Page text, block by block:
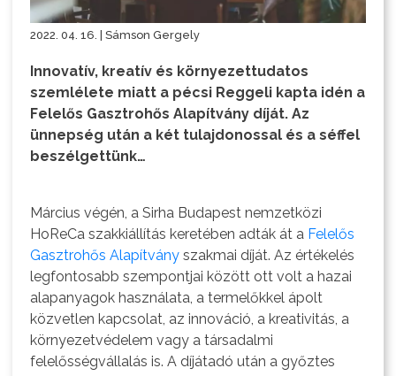
2022. 04. 16. | Sámson Gergely
Innovatív, kreatív és környezettudatos
szemlélete miatt a pécsi Reggeli kapta idén a
Felelős Gasztrohős Alapítvány díját. Az
ünnepség után a két tulajdonossal és a séffel
beszélgettünk…
Március végén, a Sirha Budapest nemzetközi
HoReCa szakkiállítás keretében adták át a Felelős
Gasztrohős Alapítvány szakmai díját. Az értékelés
legfontosabb szempontjai között ott volt a hazai
alapanyagok használata, a termelőkkel ápolt
közvetlen kapcsolat, az innováció, a kreativitás, a
környezetvédelem vagy a társadalmi
felelősségvállalás is. A díjátadó után a győztes